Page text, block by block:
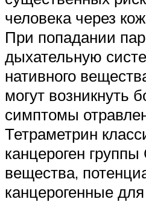
человека через
При попадании
дыхательную
нативного
могут возникнуть
симптомы
Тетраметрин
канцероген
вещества,
канцерогенные